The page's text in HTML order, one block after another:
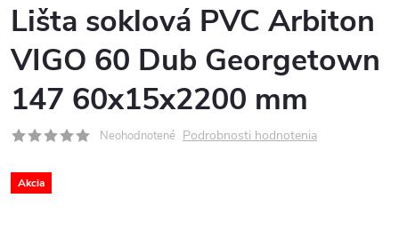
Lišta soklová PVC Arbiton
VIGO 60 Dub Georgetown
147 60x15x2200 mm
Neohodnotené Podrobnosti hodnotenia
Akcia